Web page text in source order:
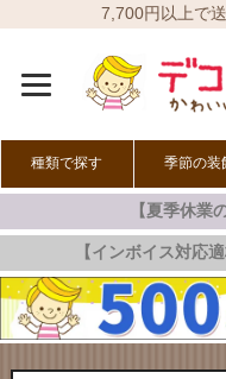
7,700円以上で
種類で探す 季節の装
春の装飾
夏の装飾
秋の装飾
冬の装飾
オールシーズ
【夏季休業
【インボイス対応